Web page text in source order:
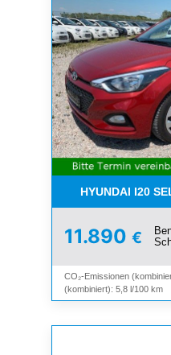
HYUNDAI I20
11.890 €
CO₂-Emissionen
(kombiniert): 5,8 l/100 km